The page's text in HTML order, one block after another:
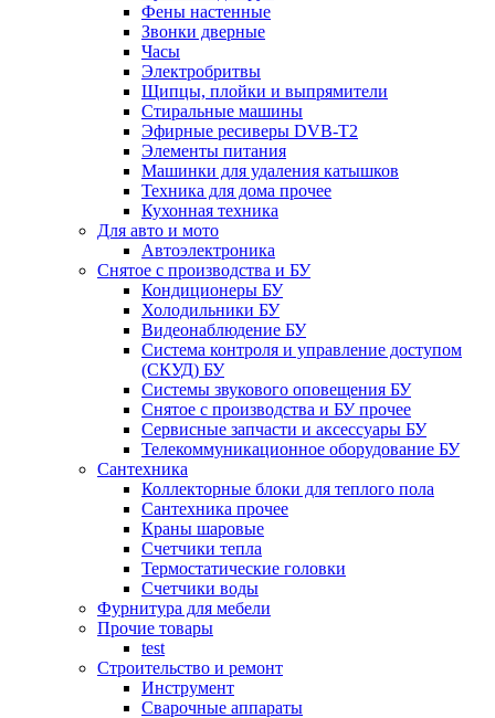
Фены настенные
Звонки дверные
Часы
Электробритвы
Щипцы, плойки и выпрямители
Стиральные машины
Эфирные ресиверы DVB-T2
Элементы питания
Машинки для удаления катышков
Техника для дома прочее
Кухонная техника
Для авто и мото
Автоэлектроника
Снятое с производства и БУ
Кондиционеры БУ
Холодильники БУ
Видеонаблюдение БУ
Система контроля и управление доступом
(СКУД) БУ
Системы звукового оповещения БУ
Снятое с производства и БУ прочее
Сервисные запчасти и аксессуары БУ
Телекоммуникационное оборудование БУ
Сантехника
Коллекторные блоки для теплого пола
Сантехника прочее
Краны шаровые
Счетчики тепла
Термоcтатические головки
Счетчики воды
Фурнитура для мебели
Прочие товары
test
Строительство и ремонт
Инструмент
Сварочные аппараты